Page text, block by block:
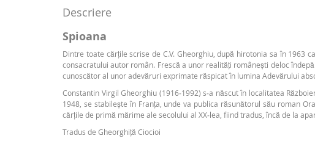
Descriere
Spioana
Dintre toate cărțile scrise de C.V. Gheorghiu, după hirotonia sa în
consacratului autor român. Frescă a unor realități românești deloc
cunoscător al unor adevăruri exprimate răspicat în lumina Adevărului
Constantin Virgil Gheorghiu (1916‑1992) s‑a născut în localitatea
1948, se stabilește în Franța, unde va publica răsunătorul său roman
cărțile de primă mărime ale secolului al XX‑lea, fiind tradus, încă de la
Tradus de Gheorghiță Ciocioi